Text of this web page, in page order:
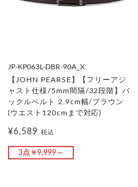
JP-KP063L-DBR-90A_X
【JOHN PEARSE】【フリーアジ
ャスト仕様/5mm間隔/32段階】バ
ックルベルト 2.9cm幅/ブラウン
(ウエスト120cmまで対応)
¥6,589 税込
3点￥9,999～